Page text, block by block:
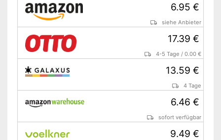
6.95 €
siehe Anbieter
17.39 €
4-5 Tage /0.00 €
13.59 €
4 Tage
6.46 €
sofort verfügbar
9.49 €